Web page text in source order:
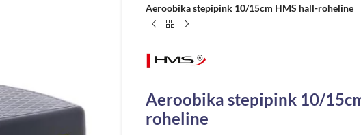
Aeroobika stepipink 10/15cm HMS hall-roheline
Aeroobika stepipink 10/
roheline